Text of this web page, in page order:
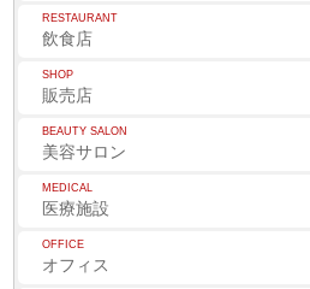
RESTAURANT
飲食店
SHOP
販売店
BEAUTY SALON
美容サロン
MEDICAL
医療施設
OFFICE
オフィス